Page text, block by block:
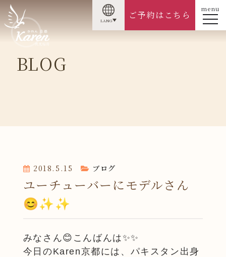
menu
ご予約はこちら
LANG
BLOG
2018.5.15 ブログ
ユーチューバーにモデルさん
😊✨✨
みなさん😊こんばんは✨✨
今日のKaren京都には、パキスタン出身